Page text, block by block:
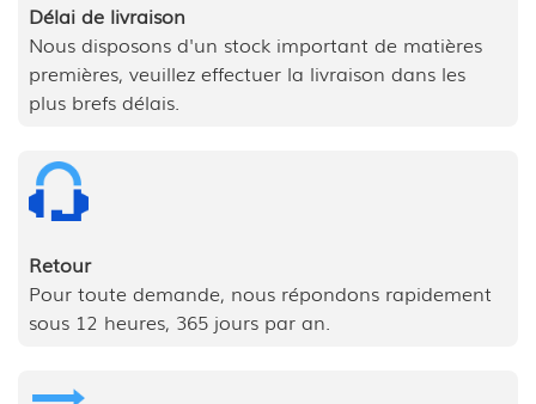
Délai de livraison
Nous disposons d'un stock important de matières
premières, veuillez effectuer la livraison dans les
plus brefs délais.
Retour
Pour toute demande, nous répondons rapidement
sous 12 heures, 365 jours par an.